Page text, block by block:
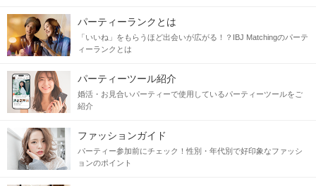
パーティーランクとは
「いいね」をもらうほど出会いが広がる！？IBJ Matchingのパーテ
ィーランクとは
パーティーツール紹介
婚活・お見合いパーティーで使用しているパーティーツールをご
紹介
ファッションガイド
パーティー参加前にチェック！性別・年代別で好印象なファッシ
ョンのポイント